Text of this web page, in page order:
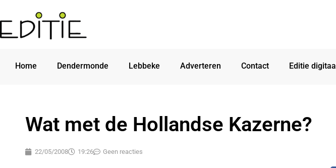
Home Dendermonde Lebbeke Adverteren Contact Editie digitaal
Wat met de Hollandse Kazerne?
22/05/2008 19:26 Geen reacties